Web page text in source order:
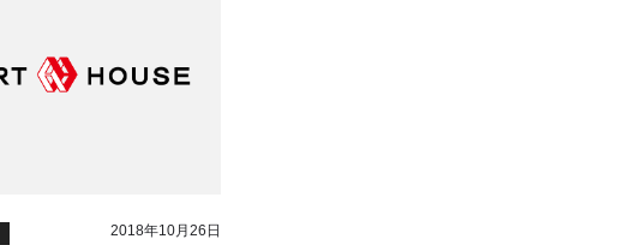
2018年10月26日